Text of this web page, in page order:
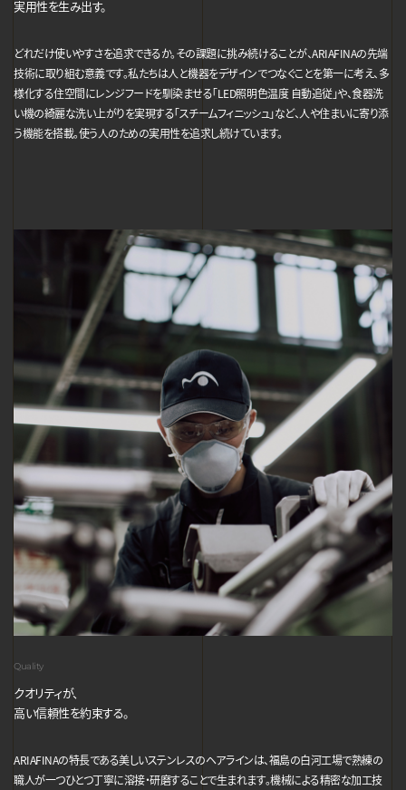
実用性を生み出す。
どれだけ使いやすさを追求できるか。その課題に挑み続けることが、ARIAFINAの先端
技術に取り組む意義です。私たちは人と機器をデザインでつなぐことを第一に考え、多
様化する住空間にレンジフードを馴染ませる「LED照明色温度 自動追従」や、食器洗
い機の綺麗な洗い上がりを実現する「スチームフィニッシュ」など、人や住まいに寄り添
う機能を搭載。使う人のための実用性を追求し続けています。
Quality
クオリティが、
高い信頼性を約束する。
ARIAFINAの特長である美しいステンレスのヘアラインは、福島の白河工場で熟練の
職人が一つひとつ丁寧に溶接・研磨することで生まれます。機械による精密な加工技